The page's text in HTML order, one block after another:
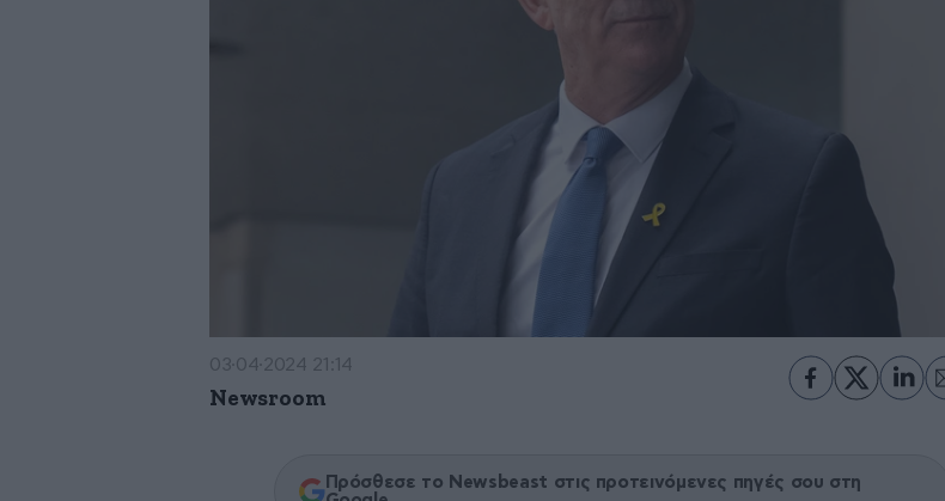
03·04·2024 21:14
Newsroom
Πρόσθεσε το Newsbeast στις προτεινόμενες πηγές σου στη